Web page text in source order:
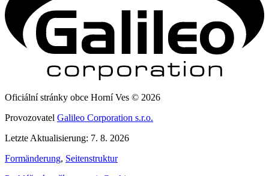
Oficiální stránky obce Horní Ves © 2026
Provozovatel Galileo Corporation s.r.o.
Letzte Aktualisierung: 7. 8. 2026
Formänderung, Seitenstruktur